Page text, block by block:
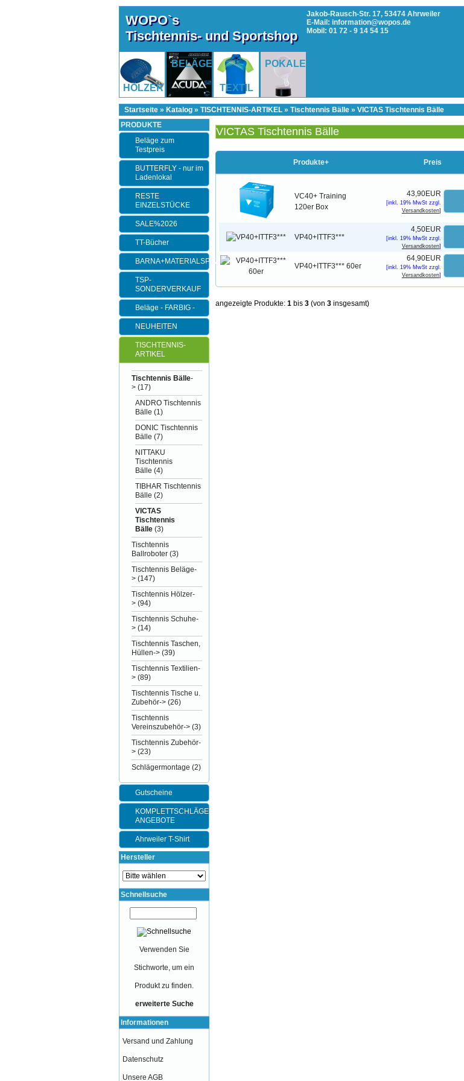
WOPO`s
Tischtennis- und Sportshop
Jakob-Rausch-Str. 17, 53474 Ahrweiler
E-Mail: information@wopos.de
Mobil: 01 72 - 9 14 54 15
HÖLZER
BELÄGE
TEXTIL
POKALE
Startseite » Katalog » TISCHTENNIS-ARTIKEL » Tischtennis Bälle » VICTAS Tischtennis Bälle
VICTAS Tischtennis Bälle
Produkte+ Preis
VC40+ Training
120er Box
43,90EUR
[inkl. 19% MwSt zzgl.
Versandkosten]
VP40+ITTF3***
4,50EUR
[inkl. 19% MwSt zzgl.
Versandkosten]
VP40+ITTF3*** 60er
64,90EUR
[inkl. 19% MwSt zzgl.
Versandkosten]
angezeigte Produkte: 1 bis 3 (von 3 insgesamt)
PRODUKTE
Beläge zum
Testpreis
BUTTERFLY - nur im
Ladenlokal
RESTE
EINZELSTÜCKE
SALE%2026
TT-Bücher
BARNA+MATERIALSPEZI
TSP-
SONDERVERKAUF
Beläge - FARBIG -
NEUHEITEN
TISCHTENNIS-
ARTIKEL
Tischtennis Bälle-
> (17)
ANDRO Tischtennis
Bälle (1)
DONIC Tischtennis
Bälle (7)
NITTAKU
Tischtennis
Bälle (4)
TIBHAR Tischtennis
Bälle (2)
VICTAS
Tischtennis
Bälle (3)
Tischtennis
Ballroboter (3)
Tischtennis Beläge-
> (147)
Tischtennis Hölzer-
> (94)
Tischtennis Schuhe-
> (14)
Tischtennis Taschen,
Hüllen-> (39)
Tischtennis Textilien-
> (89)
Tischtennis Tische u.
Zubehör-> (26)
Tischtennis
Vereinszubehör-> (3)
Tischtennis Zubehör-
> (23)
Schlägermontage (2)
Gutscheine
KOMPLETTSCHLÄGER-
ANGEBOTE
Ahrweiler T-Shirt
Hersteller
Schnellsuche
Verwenden Sie
Stichworte, um ein
Produkt zu finden.
erweiterte Suche
Informationen
Versand und Zahlung
Datenschutz
Unsere AGB